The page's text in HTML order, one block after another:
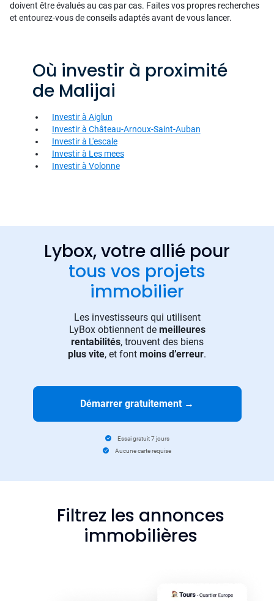
doivent être évalués au cas par cas. Faites vos propres recherches
et entourez-vous de conseils adaptés avant de vous lancer.
Où investir à proximité
de Malijai
Investir à Aiglun
Investir à Château-Arnoux-Saint-Auban
Investir à L'escale
Investir à Les mees
Investir à Volonne
Lybox, votre allié pour
tous vos projets
immobilier
Les investisseurs qui utilisent
LyBox obtiennent de meilleures
rentabilités, trouvent des biens
plus vite, et font moins d’erreur.
Démarrer gratuitement →
Essai gratuit 7 jours
Aucune carte requise
Filtrez les annonces
immobilières